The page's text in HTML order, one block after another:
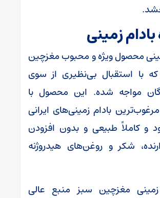
محصول ویژه و محبوب مغزچین
با استقبال بی‌نظیری از سوی
مواجه شده. این محصول با
بادام زمینی‌های ایرانی
و کاملاً طبیعی و بدون افزودن
شکر و روغن‌های هیدروژنه
زمینی مغزچین سبز منبع عالی